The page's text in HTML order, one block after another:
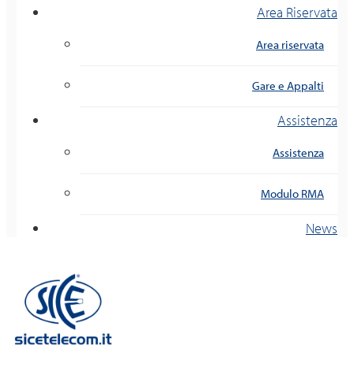
Area Riservata
Area riservata
Gare e Appalti
Assistenza
Assistenza
Modulo RMA
News